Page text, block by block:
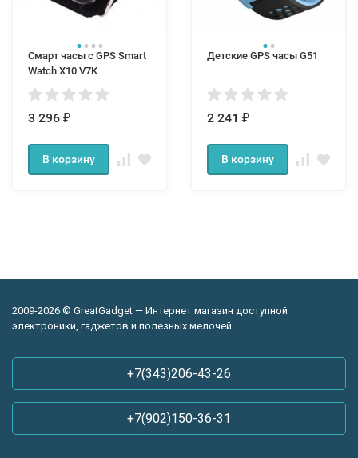
Смарт часы c GPS Smart
Watch X10 V7K
3 296 ₽
В корзину
Детские GPS часы G51
2 241 ₽
В корзину
2009-2026 © GreatGadget — Интернет магазин доступной
электроники, гаджетов и полезных мелочей
+7(343)206-43-26
+7(902)150-36-31